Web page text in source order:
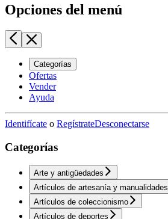
Opciones del menú
Categorías
Ofertas
Vender
Ayuda
Identifícate o RegístrateDesconectarse
Categorías
Arte y antigüedades
Artículos de artesanía y manualidades
Artículos de coleccionismo
Artículos de deportes